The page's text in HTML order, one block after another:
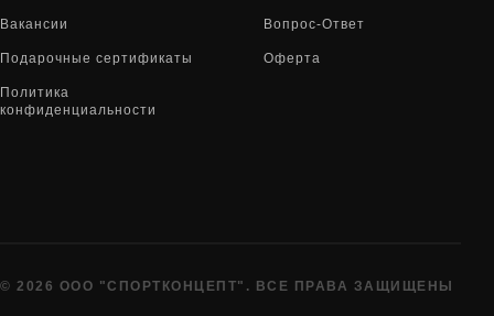
Вакансии Вопрос-Ответ
Подарочные сертификаты Оферта
Политика
конфиденциальности
© 2026 ООО "СПОРТКОНЦЕПТ". ВСЕ ПРАВА ЗАЩИЩЕНЫ